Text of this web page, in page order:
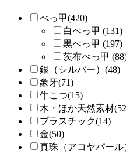
べっ甲(420)
白べっ甲 (131)
黒べっ甲 (197)
茨布べっ甲
銀（シルバー）(48)
象牙(71)
牛こつ(15)
木・ほか天然素材
プラスチック(14)
金(50)
真珠（アコヤパール